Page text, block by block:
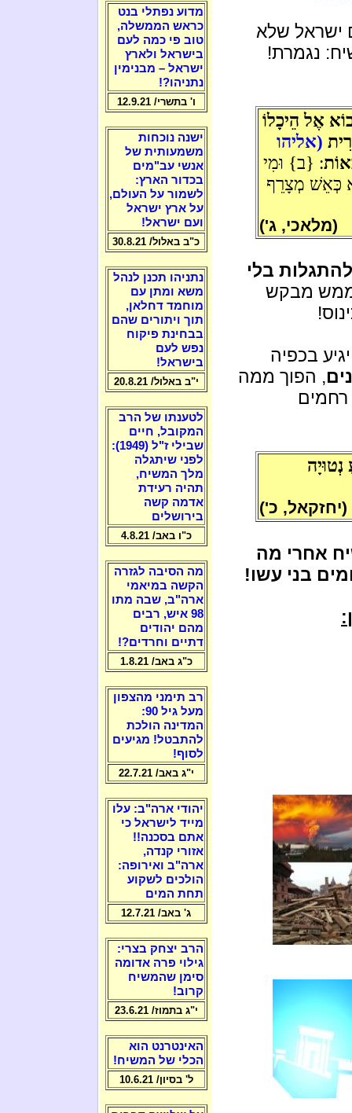
ישראל שלא
נגמרת!
אֶל הֵיכָלוֹ
(אליהו
: {ב} וּמִי
כְּאֵשׁ מְצָרֵף
(מלאכי, ג')
בלי
מבקש
בכפיה
, הפוך ממה
רחמים
(יחזקאל, כ')
אחרי מה
בני עשו!
מדוע נפתלי בנט
כראש הממשלה,
טוב פי כמה לעם
בישראל ולארץ
ישראל – מבנימין
נתניהו?!
ו' בתשרי/ 12.9.21
ישנה נוכחות
משמעותית של
אנשי עב"מים
בכדור הארץ:
לשמור על העולם,
על ארץ ישראל
ועם ישראל!
כ"ב באלול/ 30.8.21
נתניהו תכנן לנהל
משא ומתן עם
מוחמד דחלאן,
תוך ויתורים שהם
בבחינת פיקוח
נפש לעם
בישראל!
י"ב באלול/ 20.8.21
לטענתו של הרב
המקובל, חיים
שבילי ז"ל (1949):
לפני שיתגלה
מלך המשיח,
תהיה רעידת
אדמה קשה
בירושלים
כ"ו באב/ 4.8.21
מה הסיבה לגזרה
הקשה במיאמי
ארה"ב, שבה מתו
98 איש, רבים
מהם יהודים
דתיים וחרדים?!
כ"ג באב/ 1.8.21
רב תימני מהצפון
מעל גיל 90:
המדינה הולכת
להתבטל! מגיעים
לסוף!
י"ג באב/ 22.7.21
יהודי ארה"ב: עלו
מייד לישראל כי
אתם בסכנה!!
אזורי קנדה,
ארה"ב ואירופה:
הולכים לשקוע
תחת המים
ג' באב/ 12.7.21
הרב יצחק בצרי:
גילוי פרה אדומה
סימן שהמשיח
קרוב!
י"ג בתמוז/ 23.6.21
האינטרנט הוא
הכלי של המשיח!
ל' בסיון/ 10.6.21